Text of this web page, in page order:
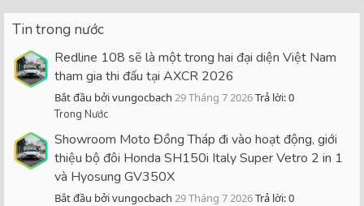
Tin trong nước
Redline 108 sẽ là một trong hai đại diện Việt Nam
tham gia thi đấu tại AXCR 2026
Bắt đầu bởi vungocbach 29 Tháng 7 2026Trả lời: 0
Trong Nước
Showroom Moto Đồng Tháp đi vào hoạt động, giới
thiệu bộ đôi Honda SH150i Italy Super Vetro 2 in 1
và Hyosung GV350X
Bắt đầu bởi vungocbach 29 Tháng 7 2026Trả lời: 0